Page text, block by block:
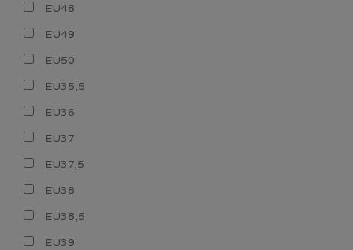
EU48
EU49
EU50
EU35,5
EU36
EU37
EU37,5
EU38
EU38,5
EU39